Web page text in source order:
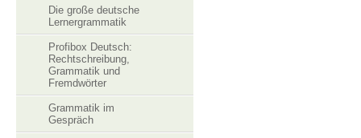
Die große deutsche
Lernergrammatik
Profibox Deutsch:
Rechtschreibung,
Grammatik und
Fremdwörter
Grammatik im
Gespräch